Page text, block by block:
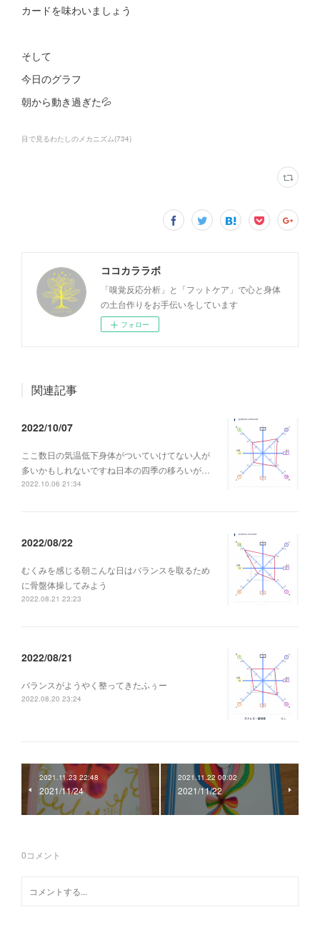
カードを味わいましょう
そして
今日のグラフ
朝から動き過ぎた💦
目で見るわたしのメカニズム(734)
ココカララボ
「嗅覚反応分析」と「フットケア」で心と身体
の土台作りをお手伝いをしています
フォロー
関連記事
2022/10/07
ここ数日の気温低下身体がついていけてない人が
多いかもしれないですね日本の四季の移ろいが…
2022.10.06 21:34
2022/08/22
むくみを感じる朝こんな日はバランスを取るため
に骨盤体操してみよう
2022.08.21 23:23
2022/08/21
バランスがようやく整ってきたふぅー
2022.08.20 23:24
2021.11.23 22:48
2021/11/24
2021.11.22 00:02
2021/11/22
0コメント